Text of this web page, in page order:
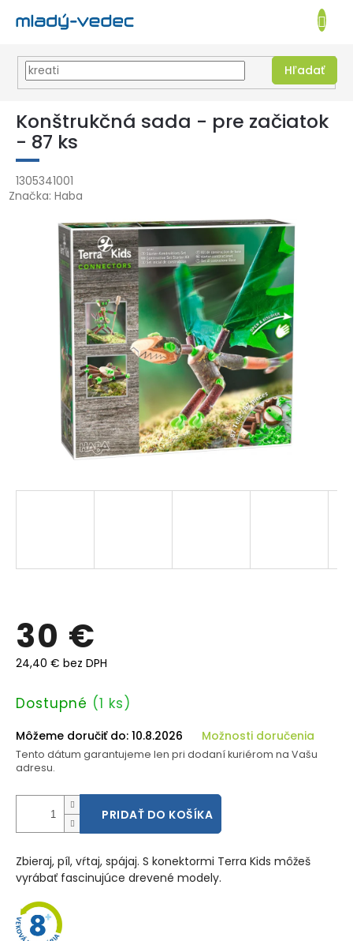
Prejsť
obsah
EUR
Hľadať
KOŠÍK
Konštrukčná sada - pre začiatok
- 87 ks
1305341001
Značka: Haba
30 €
24,40 € bez DPH
Jednotková
Dostupné (1 ks)
Môžeme doručiť do: 10.8.2026 Možnosti doručenia
Tento dátum garantujeme len pri dodaní kuriérom na Vašu
adresu.
PRIDAŤ DO KOŠÍKA
Zbieraj, píl, vŕtaj, spájaj. S konektormi Terra Kids môžeš
vyrábať fascinujúce drevené modely.